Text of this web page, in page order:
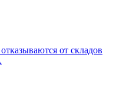
от складов